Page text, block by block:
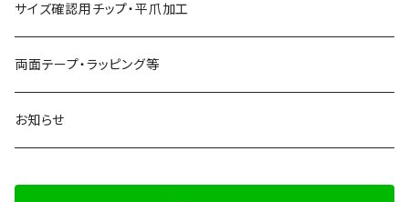
サイズ確認用チップ・平爪加工
両面テープ・ラッピング等
お知らせ